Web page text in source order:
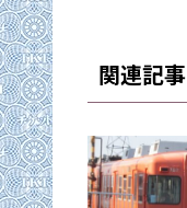
関連記事